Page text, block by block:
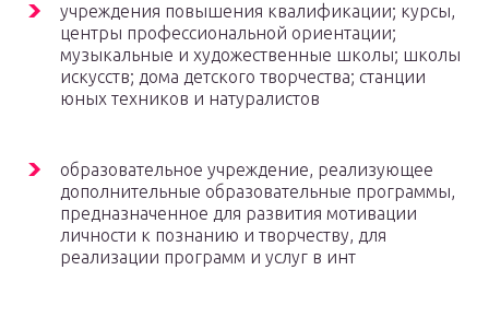
учреждения повышения квалификации; курсы,
центры профессиональной ориентации;
музыкальные и художественные школы; школы
искусств; дома детского творчества; станции
юных техников и натуралистов
образовательное учреждение, реализующее
дополнительные образовательные программы,
предназначенное для развития мотивации
личности к познанию и творчеству, для
реализации программ и услуг в инт